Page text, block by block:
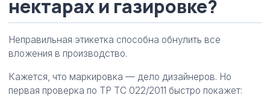
нектарах и газировке?
Неправильная этикетка способна обнулить все
вложения в производство.
Кажется, что маркировка — дело дизайнеров. Но
первая проверка по ТР ТС 022/2011 быстро покажет: